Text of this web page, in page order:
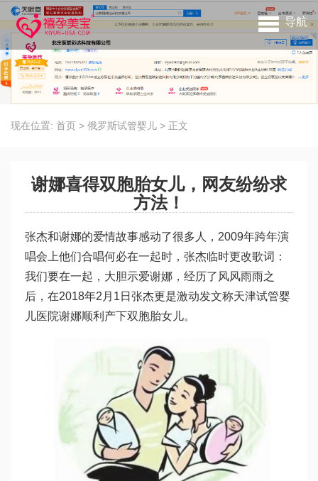
导航
现在位置: 首页 > 俄罗斯试管婴儿 > 正文
谢娜喜得双胞胎女儿，网友纷纷求
方法！
张杰和谢娜的爱情故事感动了很多人，2009年跨年演
唱会上他们合唱何必在一起时，张杰临时更改歌词：
我们要在一起，大胆示爱谢娜，经历了风风雨雨之
后，在2018年2月1日张杰更是激动发文称天津试管婴
儿医院谢娜顺利产下双胞胎女儿。